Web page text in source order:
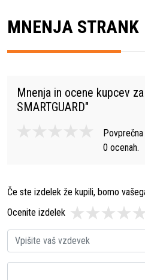
MNENJA STRANK
Mnenja in ocene kupcev
SMARTGUARD"
0 ocenah.
Če ste izdelek že kupili, bomo
Ocenite izdelek